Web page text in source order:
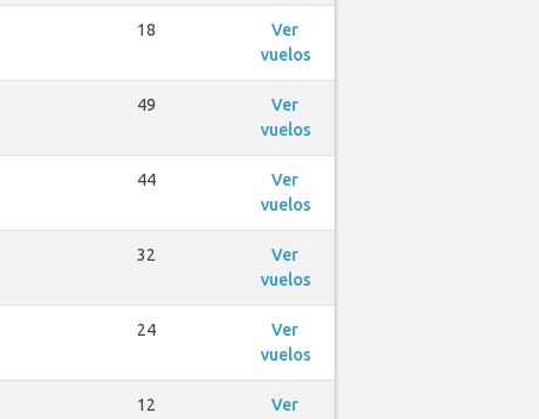
18
Ver
vuelos
49
Ver
vuelos
44
Ver
vuelos
32
Ver
vuelos
24
Ver
vuelos
12
Ver